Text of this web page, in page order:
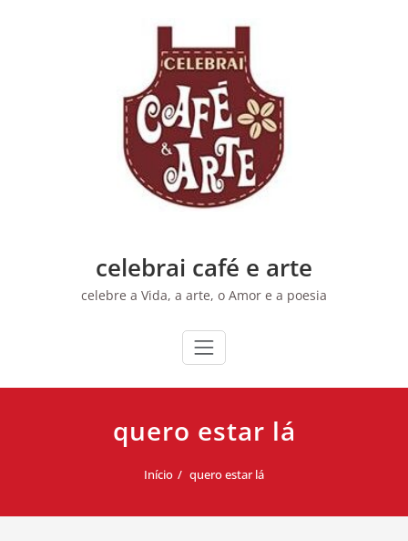
celebrai café e arte
celebre a Vida, a arte, o Amor e a poesia
quero estar lá
Início quero estar lá